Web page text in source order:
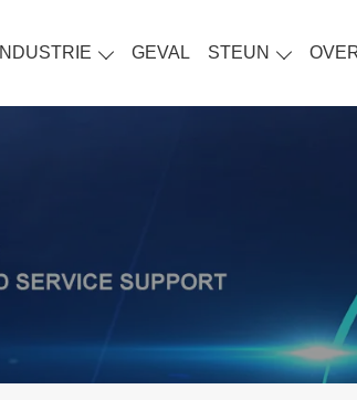
INDUSTRIE GEVAL STEUN